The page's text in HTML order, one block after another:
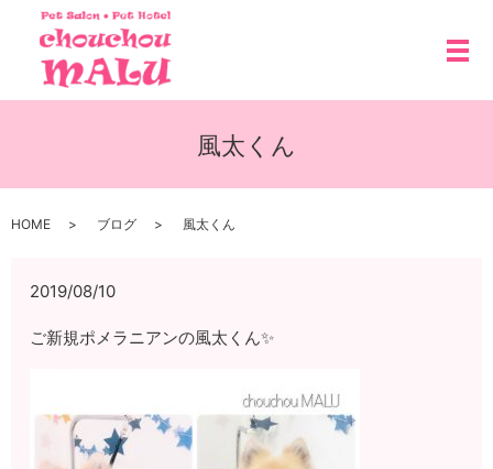
メ
風太くん
HOME ブログ 風太くん
2019/08/10
ご新規ポメラニアンの風太くん✨